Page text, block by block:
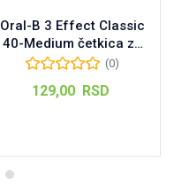
Oral-B 3 Effect Classic
40-Medium četkica za
zube, 1kom(0)
129,00 RSD